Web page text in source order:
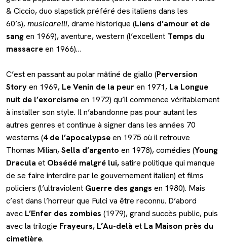
& Ciccio, duo slapstick préféré des italiens dans les
60’s),musicarelli, drame historique (Liens d’amour et de
sangen 1969), aventure, western (l’excellent Temps du
massacreen 1966)…
C’est en passant au polar mâtiné de giallo (Perversion
Storyen 1969, Le Venin de la peuren 1971, La Longue
nuit de l’exorcismeen 1972) qu’il commence véritablement
à installer son style. Il n’abandonne pas pour autant les
autres genres et continue à signer dans les années 70
westerns (4 de l’apocalypseen 1975 où il retrouve
Thomas Milian,Sella d’argento en 1978), comédies (Young
Dracula et Obsédé malgré lui,satire politique qui manque
de se faire interdire par le gouvernement italien) et films
policiers (l’ultraviolent Guerre des gangs en 1980). Mais
c’est dans l’horreur que Fulci va être reconnu. D’abord
avec L’Enfer des zombies (1979), grand succès public, puis
avec la trilogie Frayeurs, L’Au-delà et La Maison près du
cimetière.